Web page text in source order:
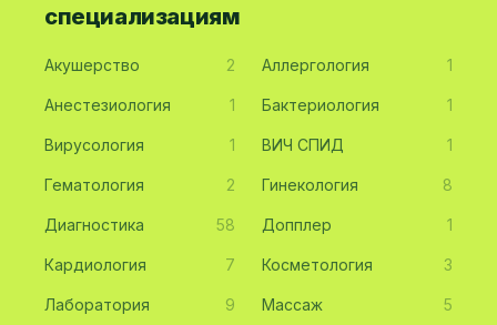
специализациям
Акушерство 2 Аллергология 1
Анестезиология 1 Бактериология 1
Вирусология 1 ВИЧ СПИД 1
Гематология 2 Гинекология 8
Диагностика 58 Допплер 1
Кардиология 7 Косметология 3
Лаборатория 9 Массаж 5